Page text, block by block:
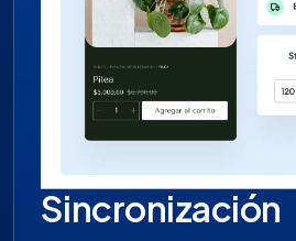
Sincronización